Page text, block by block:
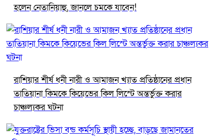
হলেন নেতানিয়াহু, জানলে চমকে যাবেন!
রাশিয়ার শীর্ষ ধনী নারী ও আমাজন খ্যাত প্রতিষ্ঠানের প্রধান
তাতিয়ানা কিমকে কিয়েভের কিল লিস্টে অন্তর্ভুক্ত করার
চাঞ্চল্যকর ঘটনা